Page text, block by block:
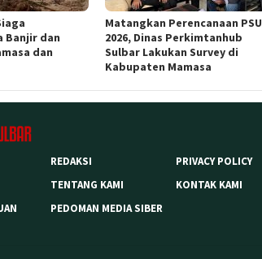
Banjir dan
dan
Matangkan Perencanaan PSU
2026, Dinas Perkimtanhub
Sulbar Lakukan Survey di
Kabupaten Mamasa
REDAKSI
PRIVACY POLICY
TENTANG KAMI
KONTAK KAMI
PEDOMAN MEDIA SIBER